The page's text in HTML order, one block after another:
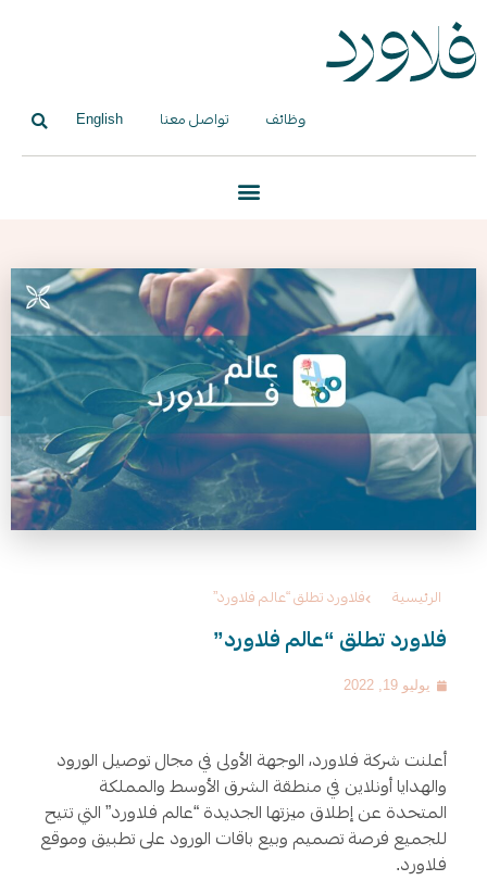
وظائف تواصل معنا English
الرئيسية فلاورد تطلق “عالم فلاورد”
فلاورد تطلق “عالم فلاورد”
يوليو 19, 2022
أعلنت شركة فلاورد، الوجهة الأولى في مجال توصيل الورود
والهدايا أونلاين في منطقة الشرق الأوسط والمملكة
المتحدة عن إطلاق ميزتها الجديدة “عالم فلاورد” التي تتيح
للجميع فرصة تصميم وبيع باقات الورود على تطبيق وموقع
فلاورد.